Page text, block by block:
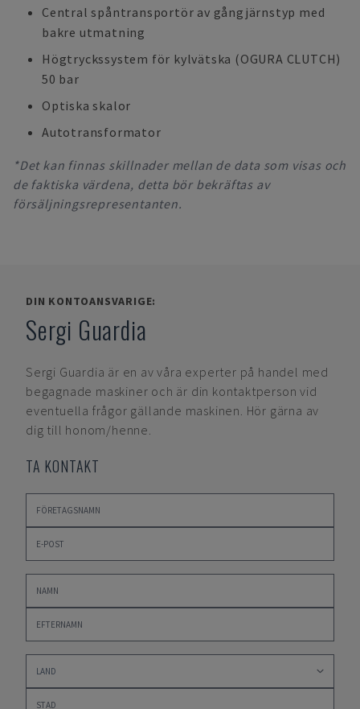
Central spåntransportör av gångjärnstyp med
bakre utmatning
Högtryckssystem för kylvätska (OGURA CLUTCH)
50 bar
Optiska skalor
Autotransformator
*Det kan finnas skillnader mellan de data som visas och
de faktiska värdena, detta bör bekräftas av
försäljningsrepresentanten.
DIN KONTOANSVARIGE:
Sergi Guardia
Sergi Guardia är en av våra experter på handel med
begagnade maskiner och är din kontaktperson vid
eventuella frågor gällande maskinen. Hör gärna av
dig till honom/henne.
TA KONTAKT